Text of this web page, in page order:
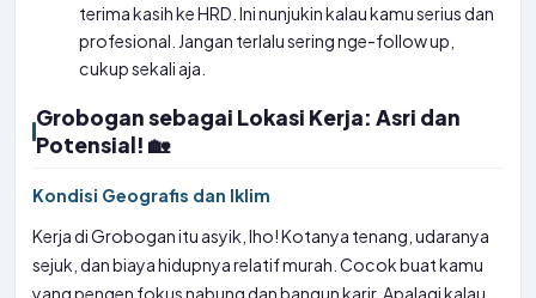
terima kasih ke HRD. Ini nunjukin kalau kamu serius dan
profesional. Jangan terlalu sering nge-follow up,
cukup sekali aja.
Grobogan sebagai Lokasi Kerja: Asri dan
Potensial! 🏡
Kondisi Geografis dan Iklim
Kerja di Grobogan itu asyik, lho! Kotanya tenang, udaranya
sejuk, dan biaya hidupnya relatif murah. Cocok buat kamu
yang pengen fokus nabung dan bangun karir. Apalagi kalau